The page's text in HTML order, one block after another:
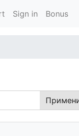
Sign in Bonus